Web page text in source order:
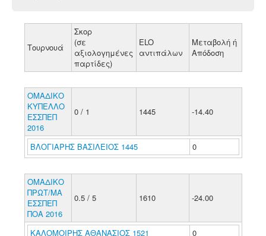
Τουρνουά
Σκορ
(σε
αξιολογημένες
παρτίδες)
ELO
αντιπάλων
Μεταβολή ή
Απόδοση
ΟΜΑΔΙΚΟ
ΚΥΠΕΛΛΟ
ΕΣΣΠΕΠ
2016
0 / 1 1445 -14.40
ΒΛΟΓΙΑΡΗΣ ΒΑΣΙΛΕΙΟΣ 1445 0
ΟΜΑΔΙΚΟ
ΠΡΩΤ/ΜΑ
ΕΣΣΠΕΠ
ΠΟΑ 2016
0.5 / 5 1610 -24.00
ΚΑΛΟΜΟΙΡΗΣ ΑΘΑΝΑΣΙΟΣ 1521
0